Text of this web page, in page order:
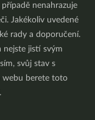
nenahrazuje
Jakékoliv uvedené
rady a doporučení.
nejste jistí svým
svůj stav s
webu berete toto